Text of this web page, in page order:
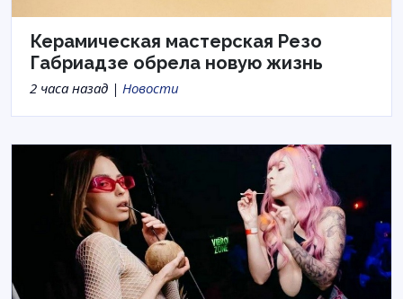
Керамическая мастерская Резо
Габриадзе обрела новую жизнь
2 часа назад | Новости